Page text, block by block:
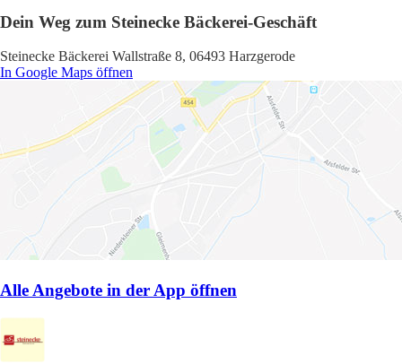
Dein Weg zum Steinecke Bäckerei-Geschäft
Steinecke Bäckerei Wallstraße 8, 06493 Harzgerode
In Google Maps öffnen
Alle Angebote in der App öffnen